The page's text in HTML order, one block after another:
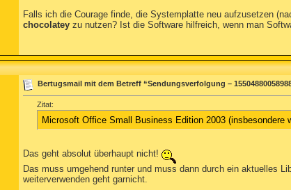
Falls ich die Courage finde, die Systemplatte neu aufzusetzen
chocolatey zu nutzen? Ist die Software hilfreich, wenn man
Bertugsmail mit dem Betreff “Sendungsverfolgung –
Zitat:
Microsoft Office Small Business Edition 2003 (insbesondere
Das geht absolut überhaupt nicht!
Das muss umgehend runter und muss dann durch ein aktuelles
weiterverwenden geht garnicht.